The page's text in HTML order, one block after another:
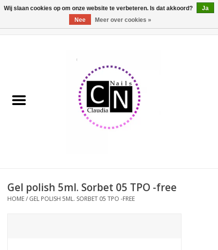
Pedicure producten
Acrylpoeder
Gel polish 5ml. Sorbet 05 TPO -free
HOME/ GEL POLISH 5ML. SORBET 05 TPO -FREE
Wij slaan cookies op om onze website te verbeteren. Is dat akkoord?
Ja
Nee
Meer over cookies »